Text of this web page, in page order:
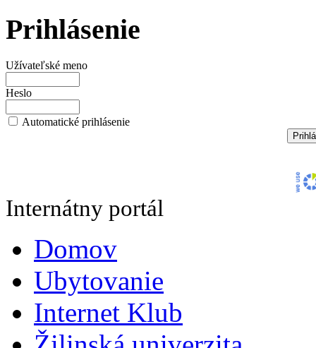
Prihlásenie
Užívateľské meno
Heslo
Automatické prihlásenie
Internátny portál
Domov
Ubytovanie
Internet Klub